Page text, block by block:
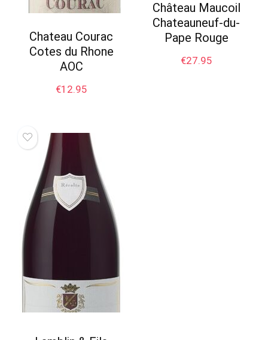
Chateau Courac
Cotes du Rhone
AOC
€12.95
Château Maucoil
Chateauneuf-du-
Pape Rouge
€27.95